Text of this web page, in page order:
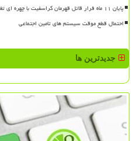
پایان ۱۱ ماه فرار قاتل قهرمان کراسفیت با چهره ای تغییرکرده دستگیر شد
احتمال قطع موقت سیستم های تامین اجتماعی
جدیدترین ها